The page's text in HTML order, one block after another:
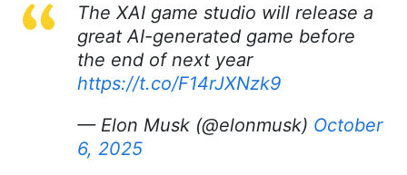
The XAI game studio will release a
great AI-generated game before
the end of next year
https://t.co/F14rJXNzk9
— Elon Musk (@elonmusk) October
6, 2025